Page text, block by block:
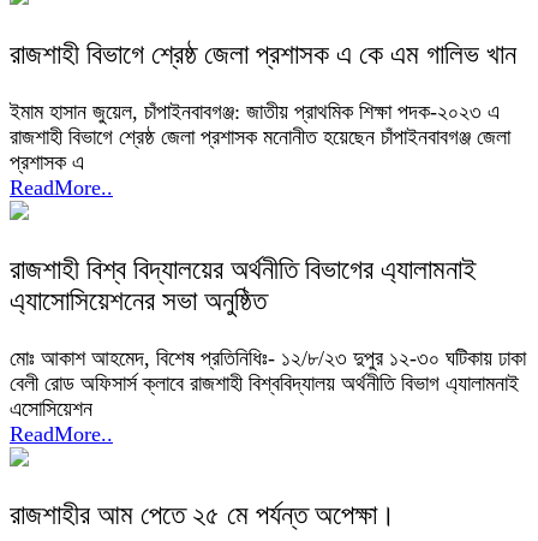
রাজশাহী বিভাগে শ্রেষ্ঠ জেলা প্রশাসক এ কে এম গালিভ খান
ইমাম হাসান জুয়েল, চাঁপাইনবাবগঞ্জ: জাতীয় প্রাথমিক শিক্ষা পদক-২০২৩ এ
রাজশাহী বিভাগে শ্রেষ্ঠ জেলা প্রশাসক মনোনীত হয়েছেন চাঁপাইনবাবগঞ্জ জেলা
প্রশাসক এ
ReadMore..
রাজশাহী বিশ্ব বিদ্যালয়ের অর্থনীতি বিভাগের এ্যালামনাই
এ্যাসোসিয়েশনের সভা অনুষ্ঠিত
মোঃ আকাশ আহমেদ, বিশেষ প্রতিনিধিঃ- ১২/৮/২৩ দুপুর ১২-৩০ ঘটিকায় ঢাকা
বেলী রোড অফিসার্স ক্লাবে রাজশাহী বিশ্ববিদ্যালয় অর্থনীতি বিভাগ এ্যালামনাই
এসোসিয়েশন
ReadMore..
রাজশাহীর আম পেতে ২৫ মে পর্যন্ত অপেক্ষা।